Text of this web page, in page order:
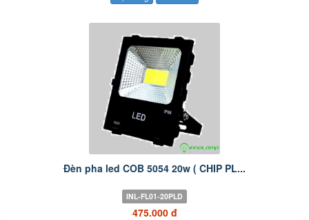
Đèn pha led COB 5054 20w ( CHIP PL...
INL-FL01-20PLD
475.000 đ